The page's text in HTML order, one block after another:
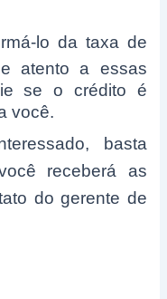
lo da taxa de
atento a essas
se o crédito é
você.
basta
receberá as
do gerente de